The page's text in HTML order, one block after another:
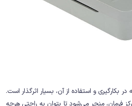
بکارگیری و استفاده از آن، بسیار اثرگذار است.
فرمان، منجر می‌شود تا بتوان به راحتی هرچه